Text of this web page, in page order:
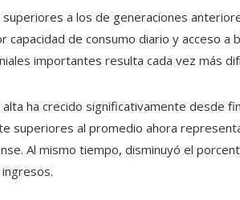
a los de generaciones
capacidad de consumo diario y acceso a
importantes resulta cada vez más
ha crecido significativamente desde
superiores al promedio ahora
Al mismo tiempo, disminuyó el